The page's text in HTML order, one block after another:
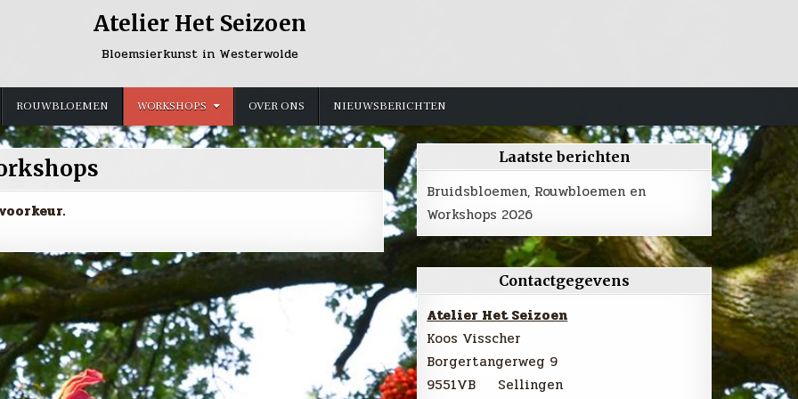
Atelier Het Seizoen
Bloemsierkunst in Westerwolde
ROUWBLOEMEN WORKSHOPS OVER ONS NIEUWSBERICHTEN
Laatste berichten
Bruidsbloemen, Rouwbloemen en
Workshops 2026
Contactgegevens
Atelier Het Seizoen
Koos Visscher
Borgertangerweg 9
9551VB Sellingen